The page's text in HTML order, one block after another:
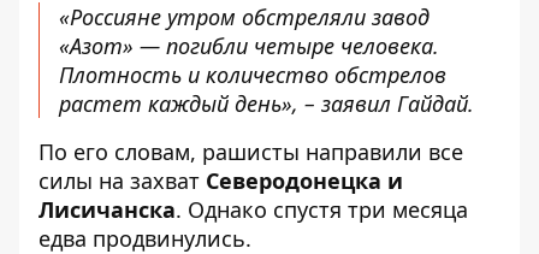
«Россияне утром обстреляли завод
«Азот» — погибли четыре человека.
Плотность и количество обстрелов
растет каждый день», – заявил Гайдай.
По его словам, рашисты направили все
силы на захват Северодонецка и
Лисичанска. Однако спустя три месяца
едва продвинулись.